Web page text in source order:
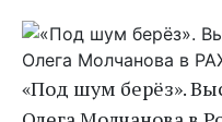
«Под шум берёз».